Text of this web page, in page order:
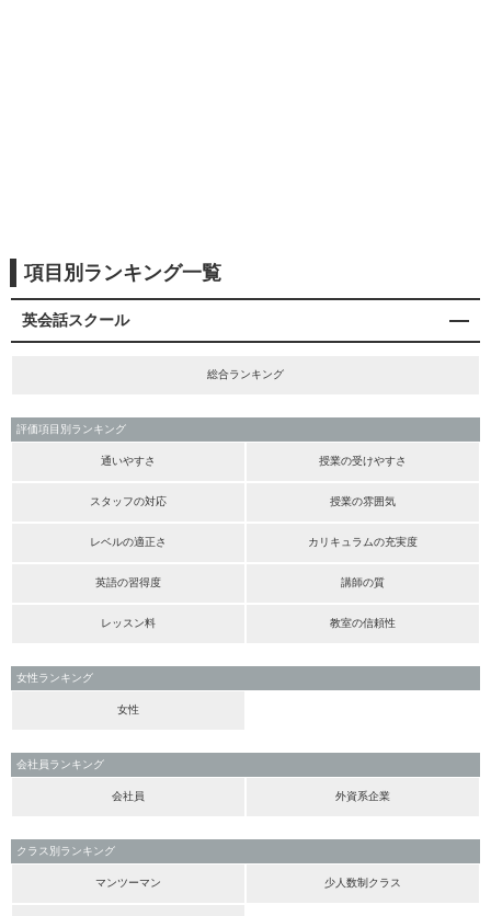
項目別ランキング一覧
英会話スクール
総合ランキング
評価項目別ランキング
通いやすさ 授業の受けやすさ
スタッフの対応 授業の雰囲気
レベルの適正さ カリキュラムの充実度
英語の習得度 講師の質
レッスン料 教室の信頼性
女性ランキング
女性
会社員ランキング
会社員 外資系企業
クラス別ランキング
マンツーマン 少人数制クラス